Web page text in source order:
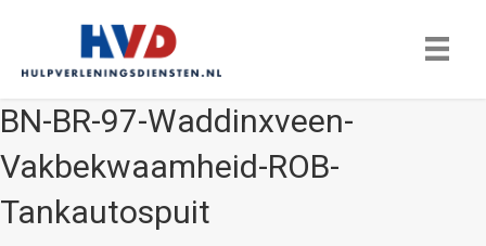
BN-BR-97-Waddinxveen-
Vakbekwaamheid-ROB-
Tankautospuit